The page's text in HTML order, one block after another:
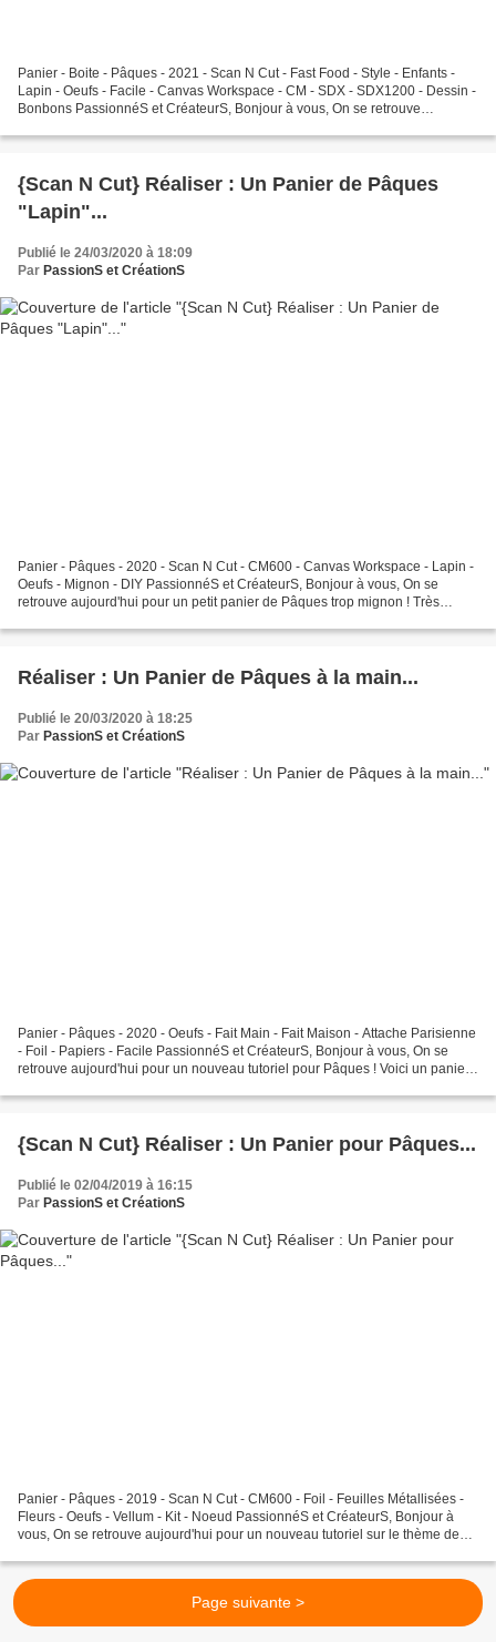
Panier - Boite - Pâques - 2021 - Scan N Cut - Fast Food - Style - Enfants -
Lapin - Oeufs - Facile - Canvas Workspace - CM - SDX - SDX1200 - Dessin -
Bonbons PassionnéS et CréateurS, Bonjour à vous, On se retrouve
{Scan N Cut} Réaliser : Un Panier de Pâques
"Lapin"...
Publié le 24/03/2020 à 18:09
Par PassionS et CréationS
Panier - Pâques - 2020 - Scan N Cut - CM600 - Canvas Workspace - Lapin -
Oeufs - Mignon - DIY PassionnéS et CréateurS, Bonjour à vous, On se
retrouve aujourd'hui pour un petit panier de Pâques trop mignon ! Très
Réaliser : Un Panier de Pâques à la main...
Publié le 20/03/2020 à 18:25
Par PassionS et CréationS
Panier - Pâques - 2020 - Oeufs - Fait Main - Fait Maison - Attache Parisienne
- Foil - Papiers - Facile PassionnéS et CréateurS, Bonjour à vous, On se
retrouve aujourd'hui pour un nouveau tutoriel pour Pâques ! Voici un panier
{Scan N Cut} Réaliser : Un Panier pour Pâques...
Publié le 02/04/2019 à 16:15
Par PassionS et CréationS
Panier - Pâques - 2019 - Scan N Cut - CM600 - Foil - Feuilles Métallisées -
Fleurs - Oeufs - Vellum - Kit - Noeud PassionnéS et CréateurS, Bonjour à
vous, On se retrouve aujourd'hui pour un nouveau tutoriel sur le thème de
Page suivante >